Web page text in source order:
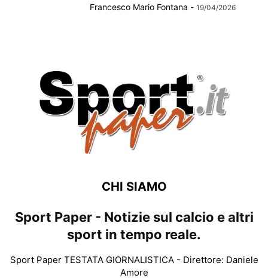
Francesco Mario Fontana - 19/04/2026
CHI SIAMO
Sport Paper - Notizie sul calcio e altri
sport in tempo reale.
Sport Paper TESTATA GIORNALISTICA - Direttore: Daniele
Amore